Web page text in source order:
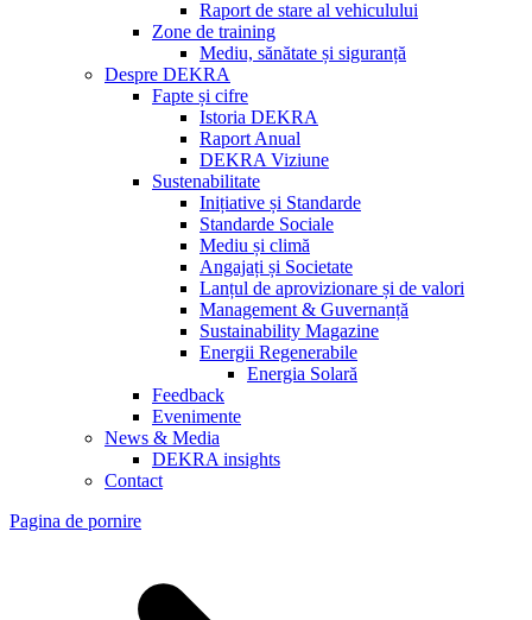
Raport de stare al vehiculului
Zone de training
Mediu, sănătate și siguranță
Despre DEKRA
Fapte și cifre
Istoria DEKRA
Raport Anual
DEKRA Viziune
Sustenabilitate
Inițiative și Standarde
Standarde Sociale
Mediu și climă
Angajați și Societate
Lanțul de aprovizionare și de valori
Management & Guvernanță
Sustainability Magazine
Energii Regenerabile
Energia Solară
Feedback
Evenimente
News & Media
DEKRA insights
Contact
Pagina de pornire